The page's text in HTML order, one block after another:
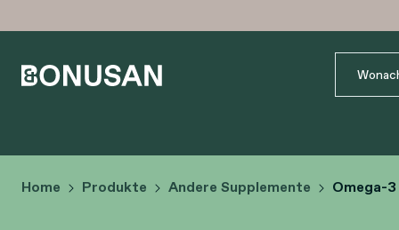
Home Produkte Andere Supplemente Omega-